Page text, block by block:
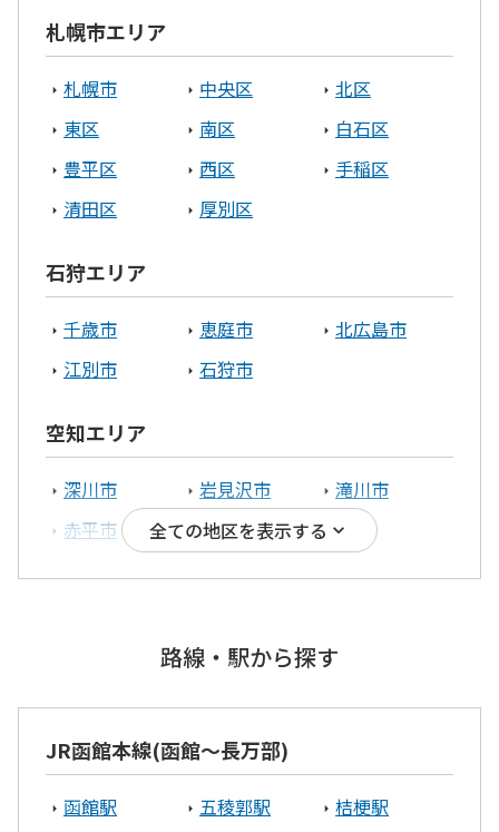
札幌市エリア
札幌市 中央区
北区
東区
南区
白石区
豊平区
西区
手稲区
清田区
厚別区
石狩エリア
千歳市 恵庭市
北広島市
江別市
石狩市
空知エリア
深川市 岩見沢市
滝川市
赤平市
三笠市
苫小牧市
室蘭市
釧路エリア
釧路市 白糠町 釧路郡釧路町
全ての地区を表示する
路線・駅から探す
JR函館本線(函館～長万部)
函館駅 五稜郭駅
桔梗駅